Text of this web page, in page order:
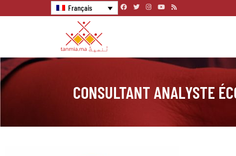
Français
CONSULTANT ANALYSTE